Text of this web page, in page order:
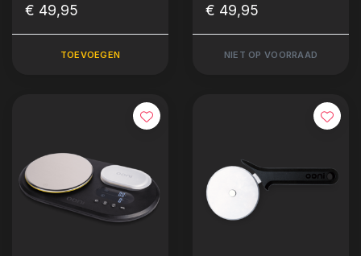
stuks)
€ 49,95
TOEVOEGEN
€ 49,95
NIET OP VOORRAAD